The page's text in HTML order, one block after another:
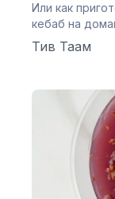
Или как
кебаб на
Тив Таам